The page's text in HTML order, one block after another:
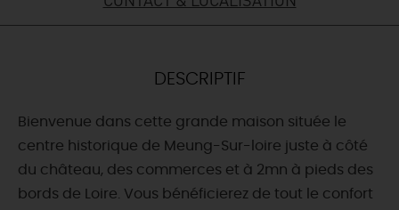
CETTE SEMAINE
DESCRIPTIF
Bienvenue dans cette grande maison située le
centre historique de Meung-Sur-loire juste à côté
du château, des commerces et à 2mn à pieds des
bords de Loire. Vous bénéficierez de tout le confort